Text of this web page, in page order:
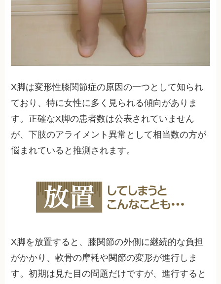
X脚は変形性膝関節症の原因の一つとして知られ
ており、特に女性に多く見られる傾向がありま
す。正確なX脚の患者数は公表されていません
が、下肢のアライメント異常として相当数の方が
悩まれていると推測されます。
X脚を放置すると、膝関節の外側に継続的な負担
がかかり、軟骨の摩耗や関節の変形が進行しま
す。初期は見た目の問題だけですが、進行すると